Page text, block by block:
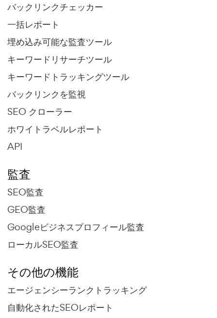
バックリンクチェッカー
一括レポート
埋め込み可能な監査ツール
キーワードリサーチツール
キーワードトラッキングツール
バックリンクを監視
SEO クローラー
ホワイトラベルレポート
API
監査
SEO監査
GEO監査
Googleビジネスプロフィール監査
ローカルSEO監査
その他の機能
エージェンシーランクトラッキング
自動化されたSEOレポート